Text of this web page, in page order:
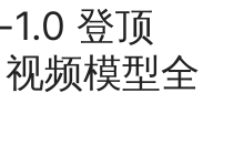
登顶
频模型全